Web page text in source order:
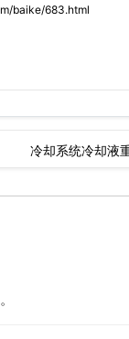
baike/683.html
冷却系统冷却液